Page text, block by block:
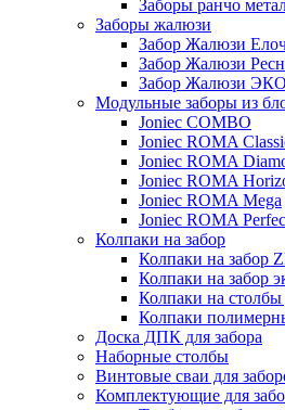
Заборы ранчо
Заборы жалюзи
Забор Жалюзи
Забор Жалюзи
Забор Жалюзи
Модульные заборы из
Joniec COMBO
Joniec ROMA
Joniec ROMA
Joniec ROMA
Joniec ROMA Mega
Joniec ROMA
Колпаки на забор
Колпаки на забор
Колпаки на забор
Колпаки на столбы
Колпаки
Доска ДПК для забора
Наборные столбы
Винтовые сваи для
Комплектующие для